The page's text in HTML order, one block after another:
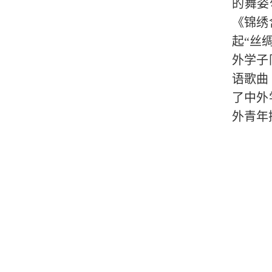
的舞
《锦
起“丝
外学
语歌
了中
外青年